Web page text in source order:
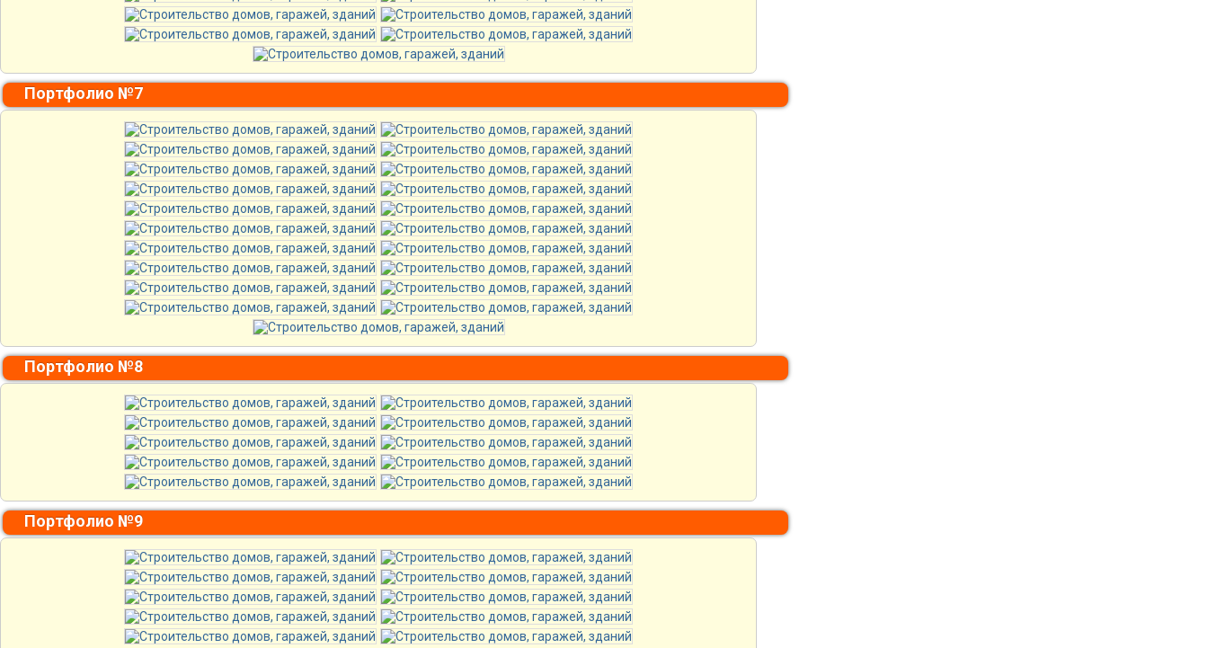
Портфолио №7
Портфолио №8
Портфолио №9